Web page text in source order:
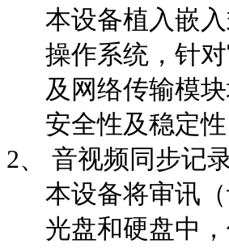
本设备植入嵌
操作系统，针
及网络传输模
安全性及稳定性
2、 音视频同步记
本设备将审讯
光盘和硬盘中